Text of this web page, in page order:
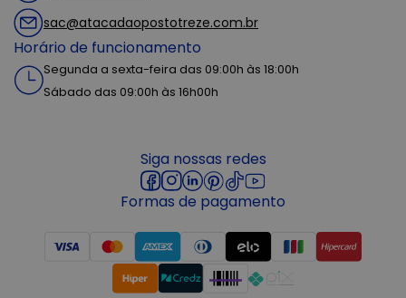
sac@atacadaopostotreze.com.br
Horário de funcionamento
Segunda a sexta-feira das 09:00h às 18:00h
Sábado das 09:00h às 16h00h
Siga nossas redes
Formas de pagamento